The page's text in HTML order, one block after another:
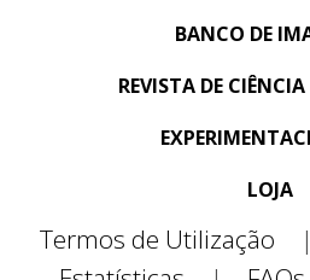
BANCO DE
REVISTA DE
LOJA
Termos de Utilização |